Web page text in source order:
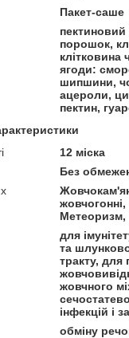
Пакет-саше
порошок,
клітковина
ягоди:
шипшини,
ацероли,
пектин,
12 міска
Без
жовчогонні,
Метеоризм,
для
та
тракту, для
жовчного
інфекцій і
обміну